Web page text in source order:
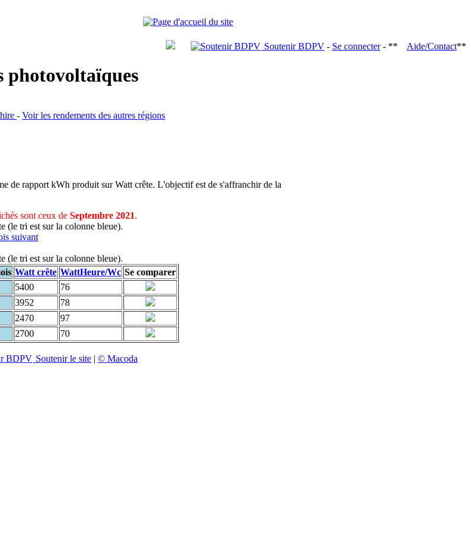
Soutenir BDPV - Se connecter- ** Aide/Contact**
photovoltaïques
- Voir les rendements des autres régions
de rapport kWh produit sur Watt crête. L'objectif est de s'affranchir de la
sont ceux de Septembre 2021.
(le tri est sur la colonne bleue).
suivant
(le tri est sur la colonne bleue).
Watt crête WattHeure/Wc Se comparer
5400
76
3952
78
2470
97
2700 70
Soutenir le site | © Macoda